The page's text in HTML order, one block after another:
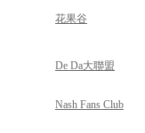
花果谷
De Da大聯盟
Nash Fans Club